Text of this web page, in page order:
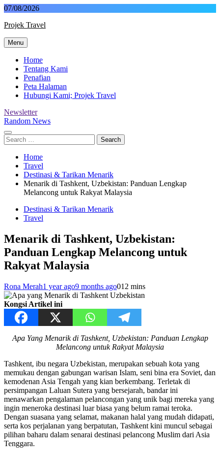
Skip
content
07/08/2026
Projek Travel
Malaysia Travel Portal
Menu
Home
Tentang Kami
Penafian
Peta Halaman
Hubungi Kami; Projek Travel
Newsletter
Random News
Search
for:
Home
Travel
Destinasi & Tarikan Menarik
Menarik di Tashkent, Uzbekistan: Panduan Lengkap
Melancong untuk Rakyat Malaysia
Destinasi & Tarikan Menarik
Travel
Menarik di Tashkent, Uzbekistan:
Panduan Lengkap Melancong untuk
Rakyat Malaysia
Rona Merah1 year ago9 months ago012 mins
Kongsi Artikel ini
Apa Yang Menarik di Tashkent, Uzbekistan: Panduan Lengkap
Melancong untuk Rakyat Malaysia
Tashkent, ibu negara Uzbekistan, merupakan sebuah kota yang
memukau dengan gabungan warisan Islam, seni bina era Soviet, dan
kemodenan Asia Tengah yang kian berkembang. Terletak di
persimpangan Laluan Sutera yang bersejarah, bandar ini
menawarkan pengalaman pelancongan yang unik bagi mereka yang
ingin meneroka destinasi luar biasa yang belum ramai teroka.
Dengan suasana yang selamat, makanan halal yang mudah didapati,
serta kos perjalanan yang berpatutan, Tashkent kini muncul sebagai
pilihan baharu dalam senarai destinasi pelancong Muslim dari Asia
Tenggara.